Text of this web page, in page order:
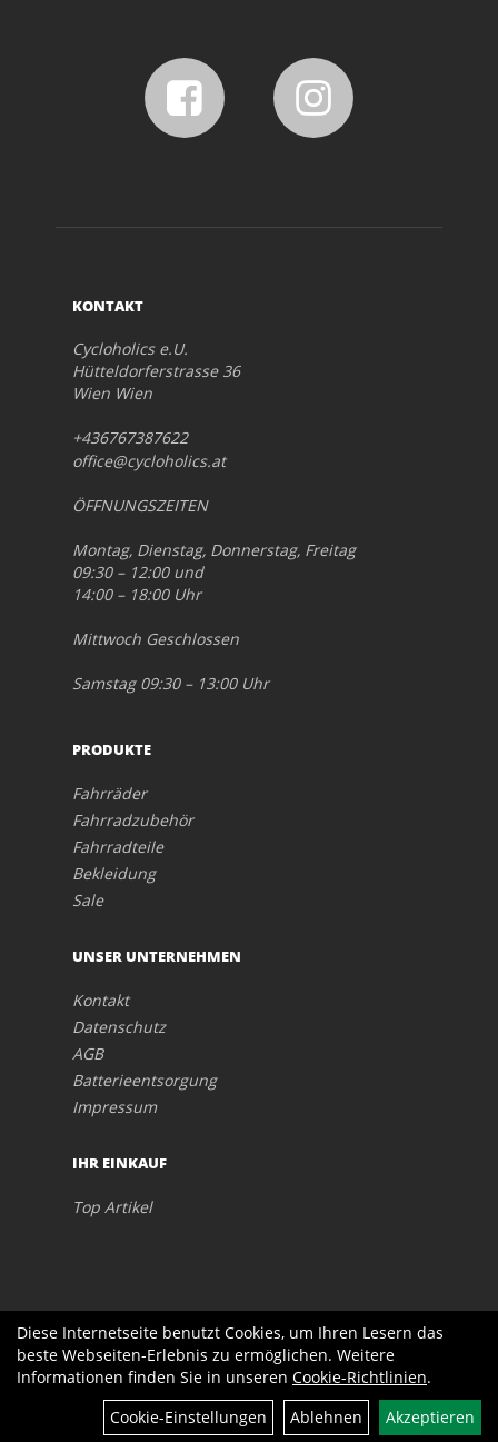
KONTAKT
Cycloholics e.U.
Hütteldorferstrasse 36
Wien Wien
+436767387622
office@cycloholics.at
ÖFFNUNGSZEITEN
Montag, Dienstag, Donnerstag, Freitag
09:30 – 12:00 und
14:00 – 18:00 Uhr
Mittwoch Geschlossen
Samstag 09:30 – 13:00 Uhr
PRODUKTE
Fahrräder
Fahrradzubehör
Fahrradteile
Bekleidung
Sale
UNSER UNTERNEHMEN
Kontakt
Datenschutz
AGB
Batterieentsorgung
Impressum
IHR EINKAUF
Top Artikel
Diese Internetseite benutzt Cookies, um Ihren Lesern das
beste Webseiten-Erlebnis zu ermöglichen. Weitere
Informationen finden Sie in unseren Cookie-Richtlinien.
Cookie-Einstellungen
Ablehnen Akzeptieren